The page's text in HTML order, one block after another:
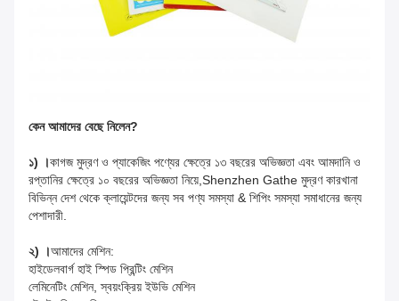
কেন আমাদের বেছে নিলেন?
১) ।কাগজ মুদ্রণ ও প্যাকেজিং পণ্যের ক্ষেত্রে ১৩ বছরের অভিজ্ঞতা এবং আমদানি ও
রপ্তানির ক্ষেত্রে ১০ বছরের অভিজ্ঞতা নিয়ে,Shenzhen Gathe মুদ্রণ কারখানা
বিভিন্ন দেশ থেকে ক্লায়েন্টদের জন্য সব পণ্য সমস্যা & শিপিং সমস্যা সমাধানের জন্য
পেশাদারী.
২) ।আমাদের মেশিন:
হাইডেলবার্গ হাই স্পিড প্রিন্টিং মেশিন
লেমিনেটিং মেশিন, স্বয়ংক্রিয় ইউভি মেশিন